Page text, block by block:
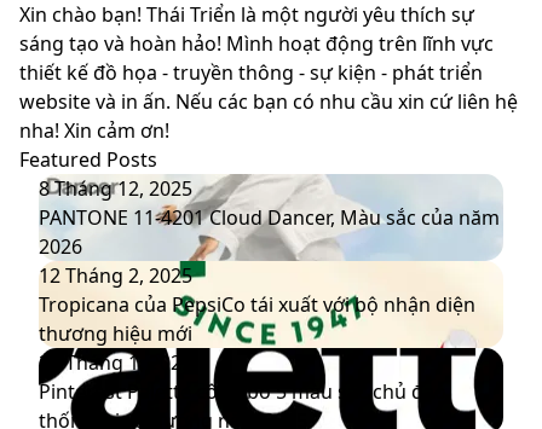
Xin chào bạn! Thái Triển là một người yêu thích sự
sáng tạo và hoàn hảo! Mình hoạt động trên lĩnh vực
thiết kế đồ họa - truyền thông - sự kiện - phát triển
website và in ấn. Nếu các bạn có nhu cầu xin cứ liên hệ
nha! Xin cảm ơn!
Featured Posts
PANTONE
11-
4201
Cloud
Dancer,
Màu
sắc
của
năm
8 Tháng 12, 2025
PANTONE 11-4201 Cloud Dancer, Màu sắc của năm
2026
Tropicana
của
PepsiCo
tái
xuất
với
12 Tháng 2, 2025
Tropicana của PepsiCo tái xuất với bộ nhận diện
thương hiệu mới
Pinterest
Palette
công
20 Tháng 1, 2025
Pinterest Palette công bố 5 màu sắc chủ đạo
thống trị xu hướng năm 2025